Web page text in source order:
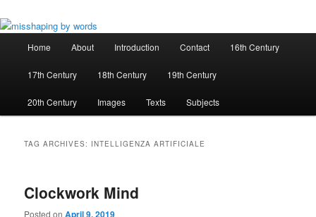
Home About Introduction Contact 16th Century
17th Century 18th Century 19th Century
20th Century Images Texts Subjects
TAG ARCHIVES: INTELLIGENZA ARTIFICIALE
Clockwork Mind
Posted onApril 9, 2019